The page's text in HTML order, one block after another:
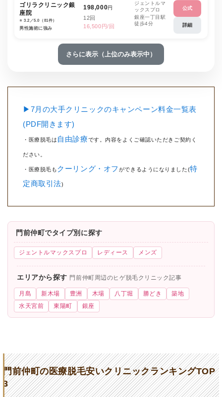
ゴリラクリニック銀
座院
⭐️ 3.2／5.0（81件）
男性施術に強み
198,000円
12回
16,500円/回
ジェントルマ
ックスプロ
銀座一丁目駅
徒歩4分
公式
詳細
さらに表示（上位のみ表示中）
▶7月の大手クリニックのキャンペーン料金一覧表
(PDF開きます)
・医療脱毛は 自由診療です。内容をよくご確認いただきご契約く
ださい。
・医療脱毛も クーリング・オフ ができるようになりました(特
定商取引法)
門前仲町でタイプ別に探す
ジェントルマックスプロ レディース メンズ
エリアから探す 門前仲町周辺のヒゲ脱毛クリニック記事
月島 新木場 豊洲 木場 八丁堀 勝どき
築地
水天宮前
東陽町 銀座
門前仲町の医療脱毛安いクリニックランキングTOP
3